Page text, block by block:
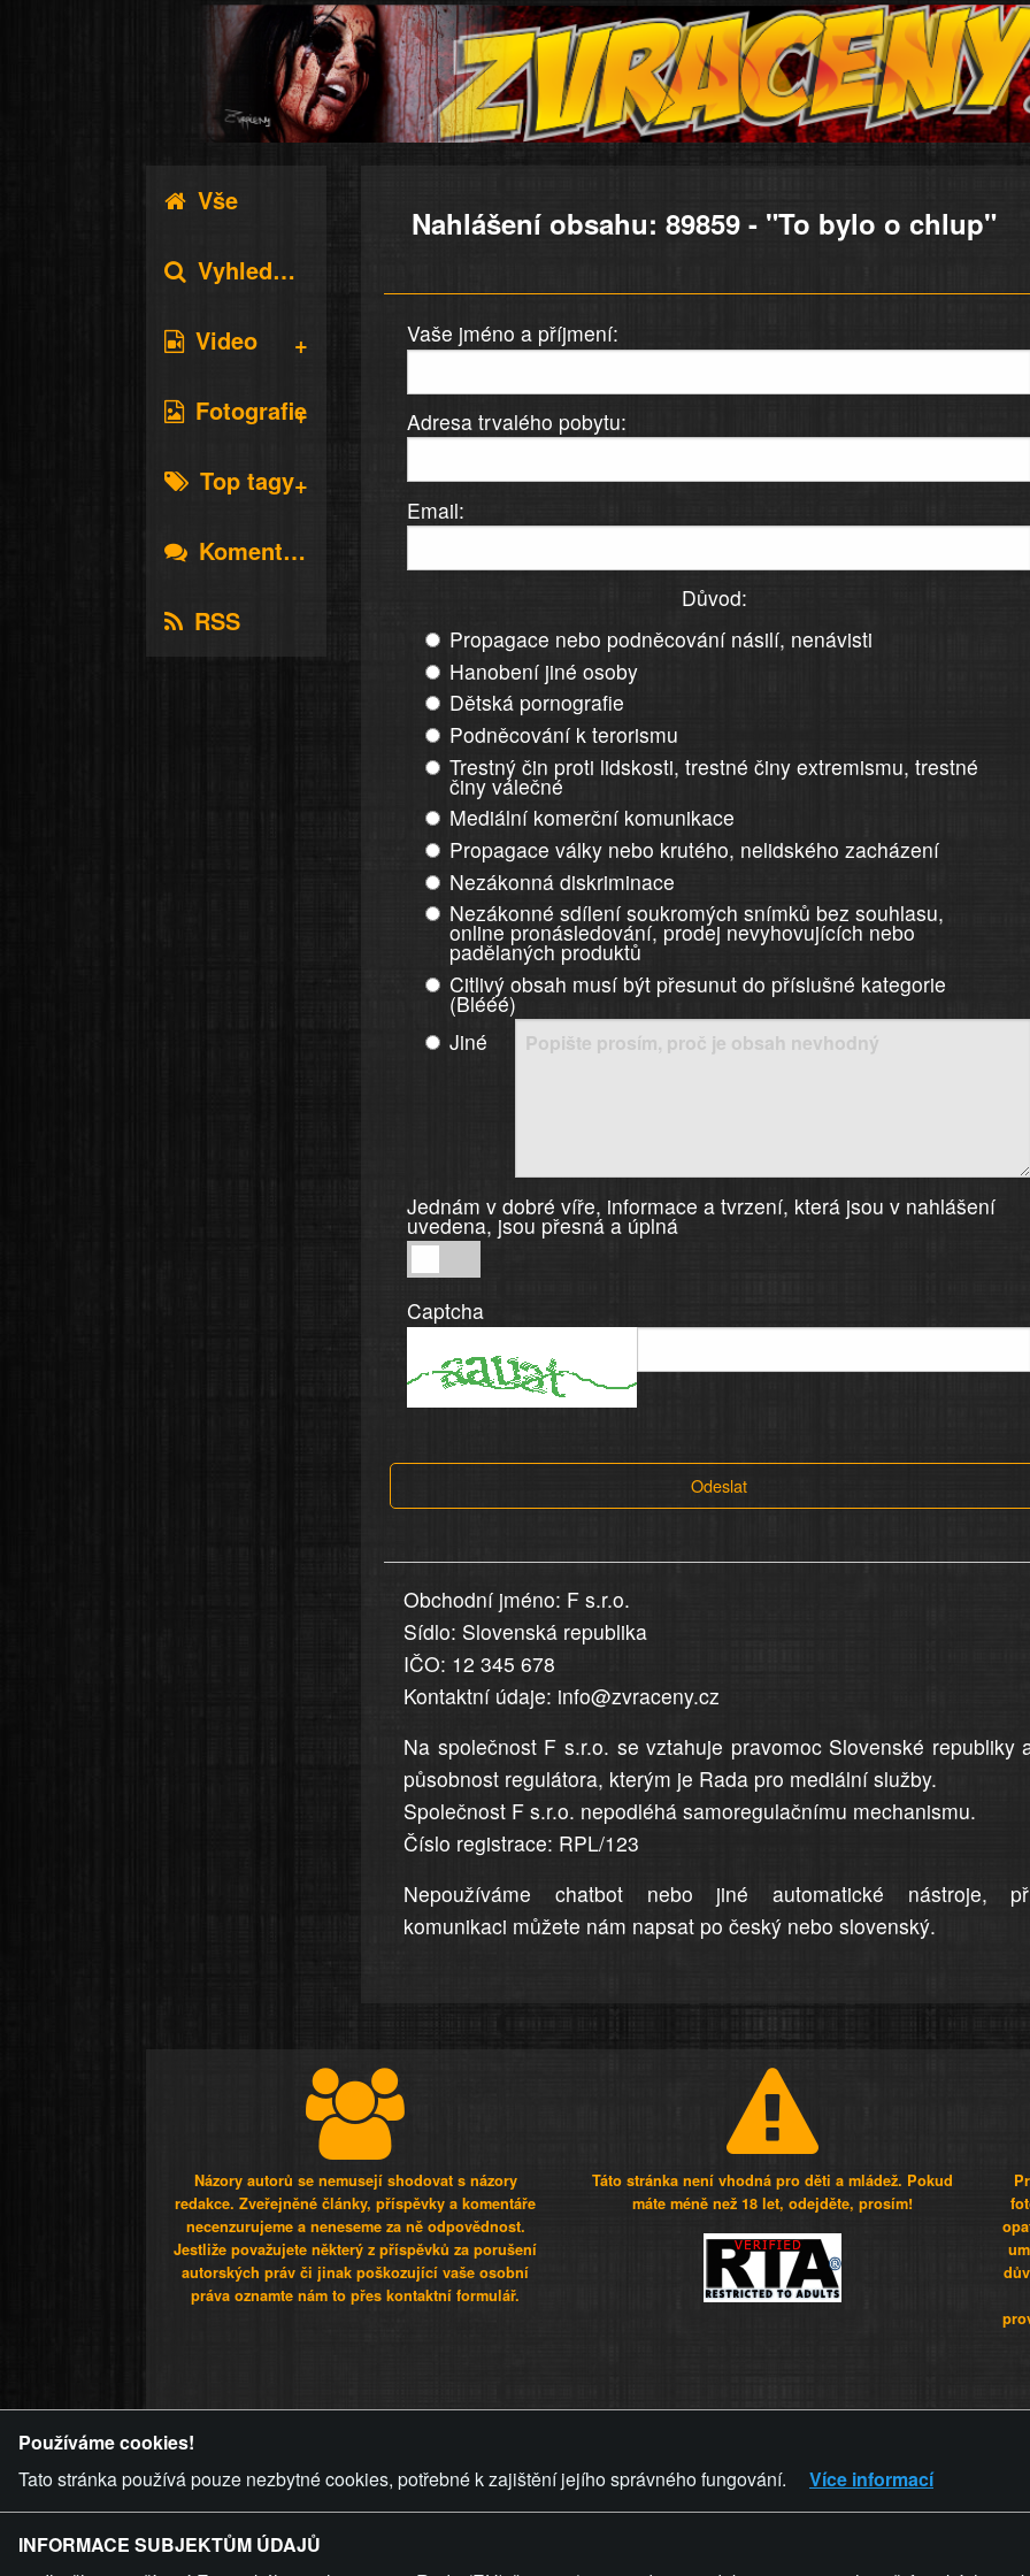
Vše
Vyhledávání
Video
Fotografie
Top tagy
Komentáře
RSS
Nahlášení obsahu: 89859 - "To bylo o chlup"
Vaše jméno a příjmení:
Adresa trvalého pobytu:
Email:
Důvod:
Propagace nebo podněcování násilí, nenávisti
Hanobení jiné osoby
Dětská pornografie
Podněcování k terorismu
Trestný čin proti lidskosti, trestné činy extremismu, trestné
činy válečné
Mediální komerční komunikace
Propagace války nebo krutého, nelidského zacházení
Nezákonná diskriminace
Nezákonné sdílení soukromých snímků bez souhlasu,
online pronásledování, prodej nevyhovujících nebo
padělaných produktů
Citlivý obsah musí být přesunut do příslušné kategorie
(Blééé)
Jiné
Jednám v dobré víře, informace a tvrzení, která jsou v nahlášení
uvedena, jsou přesná a úplná
v
dobré
informace
v
uvedena,
jsou
přesná
a
úplná
Captcha
Odeslat
Obchodní jméno: F s.r.o.
Sídlo: Slovenská republika
IČO: 12 345 678
Kontaktní údaje: info@zvraceny.cz
Na společnost F s.r.o. se vztahuje pravomoc Slovenské republiky
působnost regulátora, kterým je Rada pro mediální služby.
Společnost F s.r.o. nepodléhá samoregulačnímu mechanismu.
Číslo registrace: RPL/123
Nepoužíváme chatbot nebo jiné automatické nástroje,
komunikaci můžete nám napsat po český nebo slovenský.
Názory autorů se nemusejí shodovat s názory
redakce. Zveřejněné články, příspěvky a komentáře
necenzurujeme a neneseme za ně odpovědnost.
Jestliže považujete některý z příspěvků za porušení
autorských práv či jinak poškozující vaše osobní
práva oznamte nám to přes kontaktní formulář.
Táto stránka není vhodná pro děti a mládež. Pokud
máte méně než 18 let, odejděte, prosím!
ZVRÁCENÝ.CZ PRAVIDLA A
Používáme cookies!
Tato stránka používá pouze nezbytné cookies, potřebné k zajištění jejího správného fungování.
Více informací
INFORMACE SUBJEKTŮM ÚDAJŮ